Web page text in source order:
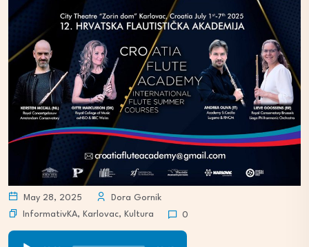
May 28, 2025
Dora Gornik
InformativKA, Karlovac, Kultura 0
Audio